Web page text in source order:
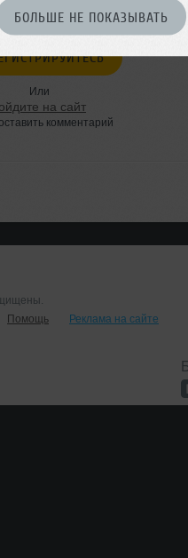
БОЛЬШЕ НЕ ПОКАЗЫВАТЬ
Или
на сайт
комментарий
Помощь
Реклама на сайте